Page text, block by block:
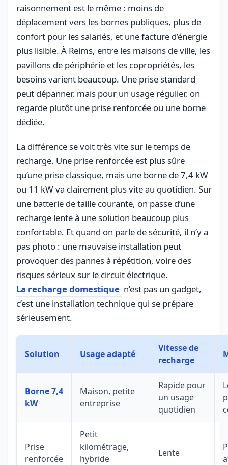
raisonnement est le même : moins de
déplacement vers les bornes publiques, plus de
confort pour les salariés, et une facture d’énergie
plus lisible. À Reims, entre les maisons de ville, les
pavillons de périphérie et les copropriétés, les
besoins varient beaucoup. Une prise standard
peut dépanner, mais pour un usage régulier, on
regarde plutôt une prise renforcée ou une borne
dédiée.
La différence se voit très vite sur le temps de
recharge. Une prise renforcée est plus sûre
qu’une prise classique, mais une borne de 7,4 kW
ou 11 kW va clairement plus vite au quotidien. Sur
une batterie de taille courante, on passe d’une
recharge lente à une solution beaucoup plus
confortable. Et quand on parle de sécurité, il n’y a
pas photo : une mauvaise installation peut
provoquer des pannes à répétition, voire des
risques sérieux sur le circuit électrique.
La recharge domestique n’est pas un gadget,
c’est une installation technique qui se prépare
sérieusement.
Solution Usage adapté
Vitesse de
recharge
Borne 7,4
kW
Maison, petite
entreprise
Rapide pour
un usage
quotidien
Prise
renforcée
Petit
kilométrage,
hybride
Lente